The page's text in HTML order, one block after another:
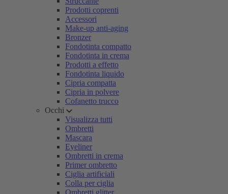
Prodotti coprenti
Accessori
Make-up anti-aging
Bronzer
Fondotinta compatto
Fondotinta in crema
Prodotti a effetto
Fondotinta liquido
Cipria compatta
Cipria in polvere
Cofanetto trucco
Occhi
Visualizza tutti
Ombretti
Mascara
Eyeliner
Ombretti in crema
Primer ombretto
Ciglia artificiali
Colla per ciglia
Ombretti glitter